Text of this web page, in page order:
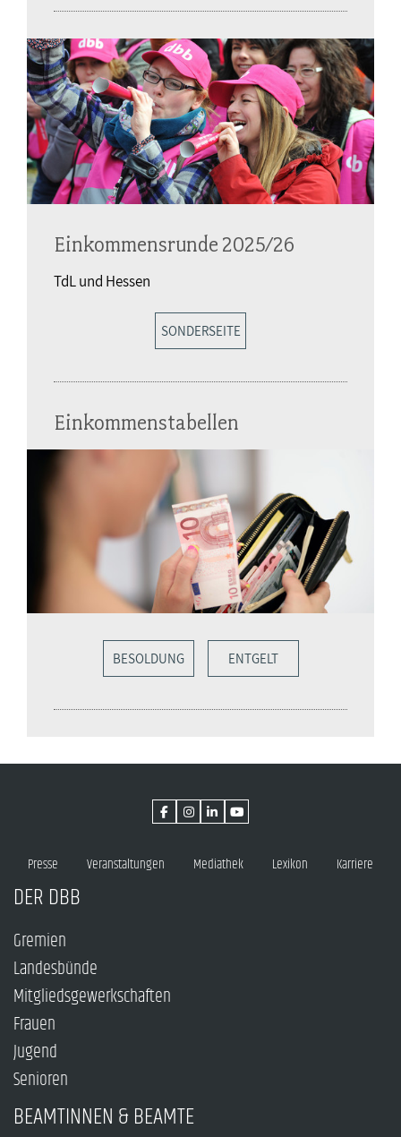
Einkommensrunde 2025/26
TdL und Hessen
SONDERSEITE
Einkommenstabellen
BESOLDUNG ENTGELT
Presse Veranstaltungen Mediathek Lexikon Karriere
DER DBB
Gremien
Landesbünde
Mitgliedsgewerkschaften
Frauen
Jugend
Senioren
BEAMTINNEN & BEAMTE